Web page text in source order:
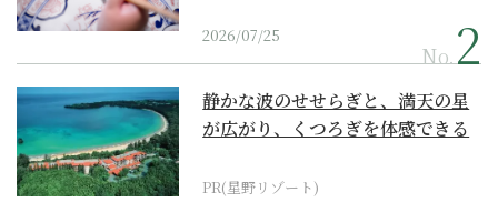
2026/07/25
No.
静かな波のせせらぎと、満天の星
が広がり、くつろぎを体感できる
PR(星野リゾート)